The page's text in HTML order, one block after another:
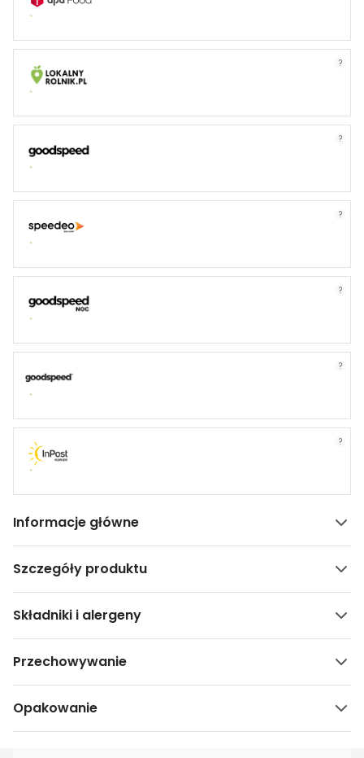
?
?
?
?
?
?
Informacje główne
Szczegóły produktu
Składniki i alergeny
Przechowywanie
Opakowanie